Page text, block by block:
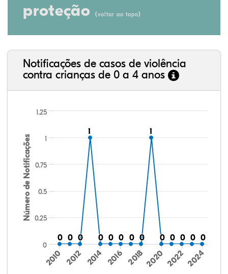
proteção (voltar ao topo)
Notificações de casos de violência
contra crianças de 0 a 4 anos
Número de Notificações
0
0 0
0 0
0
11
0
0 0
0 0
0 0
0 0
0
11
0
0 0
0 0
0 0
0 0
0
2010 2012 2014 2016 2018 2020 2022 2024
0
0.25
0.5
0.75
1
1.25